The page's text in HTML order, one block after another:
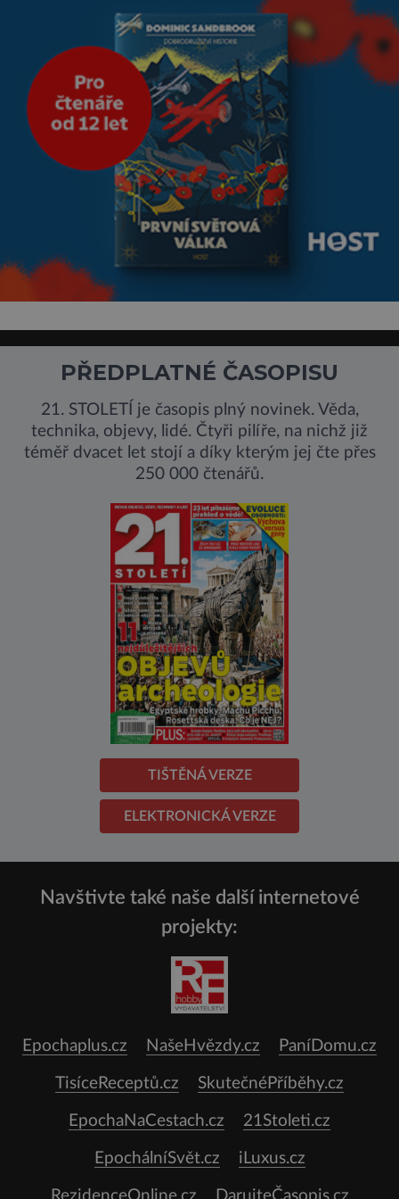
klimatickým podmínkám.
Sucho, prosolené písky a
extrémně
PŘEDPLATNÉ ČASOPISU
21. STOLETÍ je časopis plný novinek. Věda,
technika, objevy, lidé. Čtyři pilíře, na nichž již
téměř dvacet let stojí a díky kterým jej čte přes
250 000 čtenářů.
TIŠTĚNÁ VERZE
ELEKTRONICKÁ VERZE
Navštivte také naše další internetové
projekty:
Epochaplus.cz NašeHvězdy.cz PaníDomu.cz
TisíceReceptů.cz SkutečnéPříběhy.cz
EpochaNaCestach.cz 21Stoleti.cz
EpochálníSvět.cz iLuxus.cz